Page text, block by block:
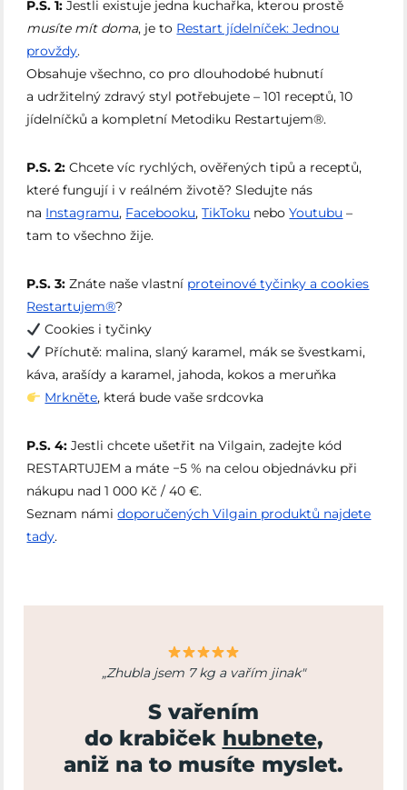
P.S. 1: Jestli existuje jedna kuchařka, kterou prostě
musíte mít doma, je to Restart jídelníček: Jednou
provždy.
Obsahuje všechno, co pro dlouhodobé hubnutí
a udržitelný zdravý styl potřebujete – 101 receptů, 10
jídelníčků a kompletní Metodiku Restartujem®.
P.S. 2: Chcete víc rychlých, ověřených tipů a receptů,
které fungují i v reálném životě? Sledujte nás
na Instagramu, Facebooku,TikToku neboYoutubu –
tam to všechno žije.
P.S. 3: Znáte naše vlastní proteinové tyčinky a cookies
Restartujem®?
Cookies i tyčinky
Příchutě: malina, slaný karamel, mák se švestkami,
káva, arašídy a karamel, jahoda, kokos a meruňka
Mrkněte, která bude vaše srdcovka
P.S. 4: Jestli chcete ušetřit na Vilgain, zadejte kód
RESTARTUJEM a máte −5 % na celou objednávku při
nákupu nad 1 000 Kč / 40 €.
Seznam námidoporučených Vilgain produktů najdete
tady.
„Zhubla jsem 7 kg a vařím jinak"
S vařením
do krabiček hubnete,
aniž na to musíte myslet.